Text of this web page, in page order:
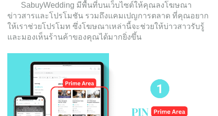
SabuyWedding มีพื้นที่บนเว็บไซต์ให้คุณลงโฆษณา
ข่าวสารและโปรโมชัน รวมถึงแคมเปญการตลาด ที่คุณอยาก
ให้เราช่วยโปรโมท ซึ่งโฆษณาเหล่านี้จะช่วยให้บ่าวสาวรับรู้
และมองเห็นร้านค้าของคุณได้มากยิ่งขึ้น